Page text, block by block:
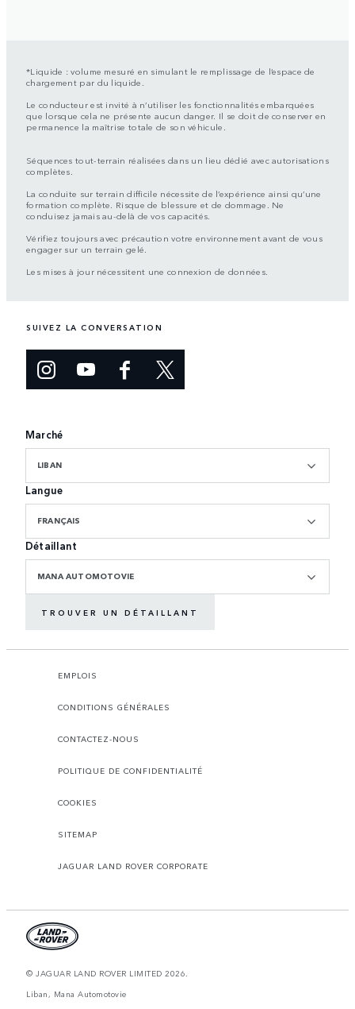
*Liquide : volume mesuré en simulant le remplissage de l’espace de
chargement par du liquide.
Le conducteur est invité à n’utiliser les fonctionnalités embarquées
que lorsque cela ne présente aucun danger. Il se doit de conserver en
permanence la maîtrise totale de son véhicule.
Séquences tout-terrain réalisées dans un lieu dédié avec autorisations
complètes.
La conduite sur terrain difficile nécessite de l’expérience ainsi qu’une
formation complète. Risque de blessure et de dommage. Ne
conduisez jamais au-delà de vos capacités.
Vérifiez toujours avec précaution votre environnement avant de vous
engager sur un terrain gelé.
Les mises à jour nécessitent une connexion de données.
SUIVEZ LA CONVERSATION
Marché
LIBAN
Langue
FRANÇAIS
Détaillant
MANA AUTOMOTOVIE
TROUVER UN DÉTAILLANT
EMPLOIS
CONDITIONS GÉNÉRALES
CONTACTEZ-NOUS
POLITIQUE DE CONFIDENTIALITÉ
COOKIES
SITEMAP
JAGUAR LAND ROVER CORPORATE
© JAGUAR LAND ROVER LIMITED 2026.
Liban, Mana Automotovie